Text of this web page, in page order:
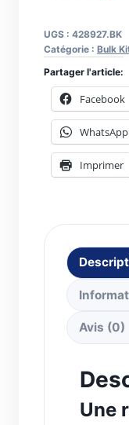
kit
cartouches
Sync
Hypertherm
45Amp.
coupe
manuelle
428927.BK
UGS : 428927.BK
Catégorie : Bulk
Partager l'article:
Facebook
WhatsApp
Imprimer
Avis (0)
Une